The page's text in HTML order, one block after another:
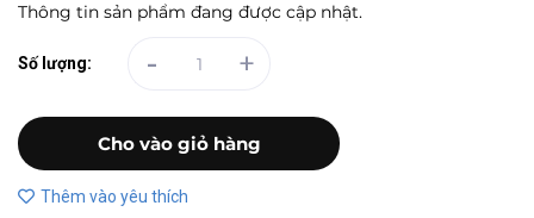
Thông tin sản phẩm đang được cập nhật.
Số lượng: - +
Cho vào giỏ hàng
Thêm vào yêu thích